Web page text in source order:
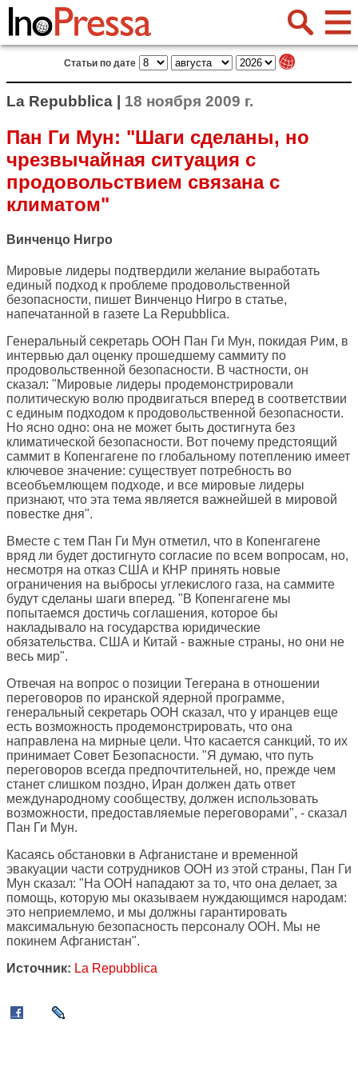
Статьи по дате
La Repubblica | 18 ноября 2009 г.
Пан Ги Мун: "Шаги сделаны, но
чрезвычайная ситуация с
продовольствием связана с
климатом"
Винченцо Нигро
Мировые лидеры подтвердили желание выработать
единый подход к проблеме продовольственной
безопасности, пишет Винченцо Нигро в статье,
напечатанной в газете La Repubblica.
Генеральный секретарь ООН Пан Ги Мун, покидая Рим, в
интервью дал оценку прошедшему саммиту по
продовольственной безопасности. В частности, он
сказал: "Мировые лидеры продемонстрировали
политическую волю продвигаться вперед в соответствии
с единым подходом к продовольственной безопасности.
Но ясно одно: она не может быть достигнута без
климатической безопасности. Вот почему предстоящий
саммит в Копенгагене по глобальному потеплению имеет
ключевое значение: существует потребность во
всеобъемлющем подходе, и все мировые лидеры
признают, что эта тема является важнейшей в мировой
повестке дня".
Вместе с тем Пан Ги Мун отметил, что в Копенгагене
вряд ли будет достигнуто согласие по всем вопросам, но,
несмотря на отказ США и КНР принять новые
ограничения на выбросы углекислого газа, на саммите
будут сделаны шаги вперед. "В Копенгагене мы
попытаемся достичь соглашения, которое бы
накладывало на государства юридические
обязательства. США и Китай - важные страны, но они не
весь мир".
Отвечая на вопрос о позиции Тегерана в отношении
переговоров по иранской ядерной программе,
генеральный секретарь ООН сказал, что у иранцев еще
есть возможность продемонстрировать, что она
направлена на мирные цели. Что касается санкций, то их
принимает Совет Безопасности. "Я думаю, что путь
переговоров всегда предпочтительней, но, прежде чем
станет слишком поздно, Иран должен дать ответ
международному сообществу, должен использовать
возможности, предоставляемые переговорами", - сказал
Пан Ги Мун.
Касаясь обстановки в Афганистане и временной
эвакуации части сотрудников ООН из этой страны, Пан Ги
Мун сказал: "На ООН нападают за то, что она делает, за
помощь, которую мы оказываем нуждающимся народам:
это неприемлемо, и мы должны гарантировать
максимальную безопасность персоналу ООН. Мы не
покинем Афганистан".
Источник: La Repubblica